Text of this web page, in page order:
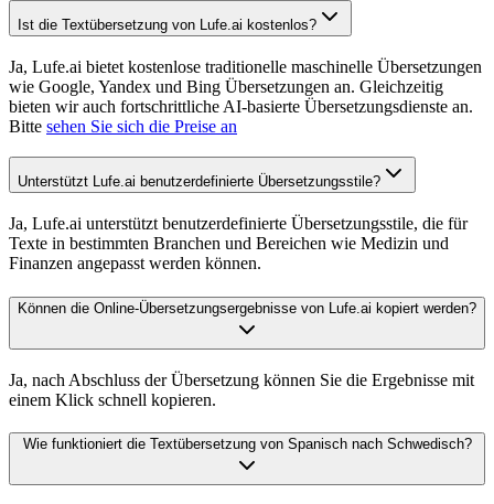
Ist die Textübersetzung von Lufe.ai kostenlos?
Ja, Lufe.ai bietet kostenlose traditionelle maschinelle Übersetzungen
wie Google, Yandex und Bing Übersetzungen an. Gleichzeitig
bieten wir auch fortschrittliche AI-basierte Übersetzungsdienste an.
Bitte sehen Sie sich die Preise an
Unterstützt Lufe.ai benutzerdefinierte Übersetzungsstile?
Ja, Lufe.ai unterstützt benutzerdefinierte Übersetzungsstile, die für
Texte in bestimmten Branchen und Bereichen wie Medizin und
Finanzen angepasst werden können.
Können die Online-Übersetzungsergebnisse von Lufe.ai kopiert werden?
Ja, nach Abschluss der Übersetzung können Sie die Ergebnisse mit
einem Klick schnell kopieren.
Wie funktioniert die Textübersetzung von Spanisch nach Schwedisch?